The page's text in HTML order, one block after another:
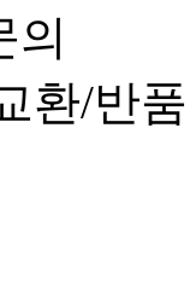
의
환/반품